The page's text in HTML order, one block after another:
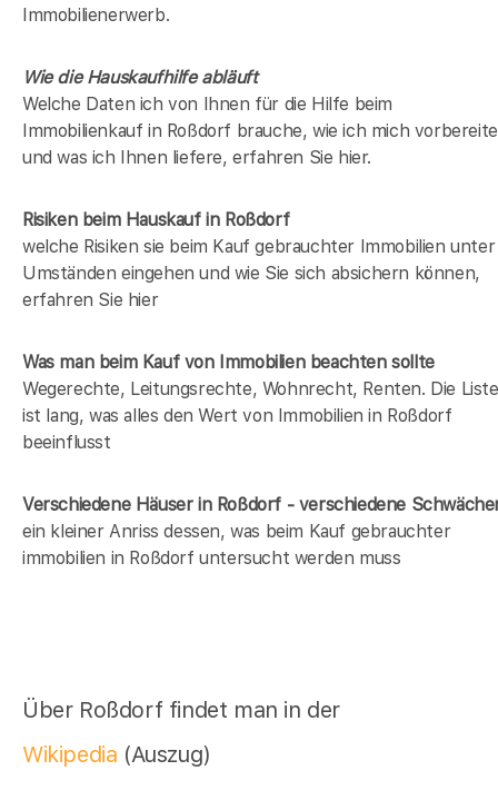
Immobilienerwerb.
Wie die Hauskaufhilfe abläuft
Welche Daten ich von Ihnen für die Hilfe beim
Immobilienkauf in Roßdorf brauche, wie ich mich vorbereite
und was ich Ihnen liefere, erfahren Sie hier.
Risiken beim Hauskaufin Roßdorf
welche Risiken sie beim Kauf gebrauchter Immobilien unter
Umständen eingehen und wie Sie sich absichern können,
erfahren Sie hier
Was man beim Kauf von Immobilien beachten sollte
Wegerechte, Leitungsrechte, Wohnrecht, Renten. Die Liste
ist lang, was alles den Wert von Immobilien in Roßdorf
beeinflusst
Verschiedene Häuser in Roßdorf - verschiedene
ein kleiner Anriss dessen, was beim Kauf gebrauchter
immobilien in Roßdorf untersucht werden muss
Über Roßdorf findet man in der
Wikipedia (Auszug)